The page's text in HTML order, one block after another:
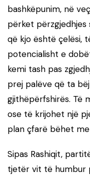
bashkëpunim, në
përket përzgjedhjes
që kjo është çelësi,
potencialisht e
kemi tash pas
prej palëve që ta
gjithëpërfshirës. Të
ose të krijohet një
plan çfarë bëhet
Sipas Rashiqit,
tjetër vit të humbur